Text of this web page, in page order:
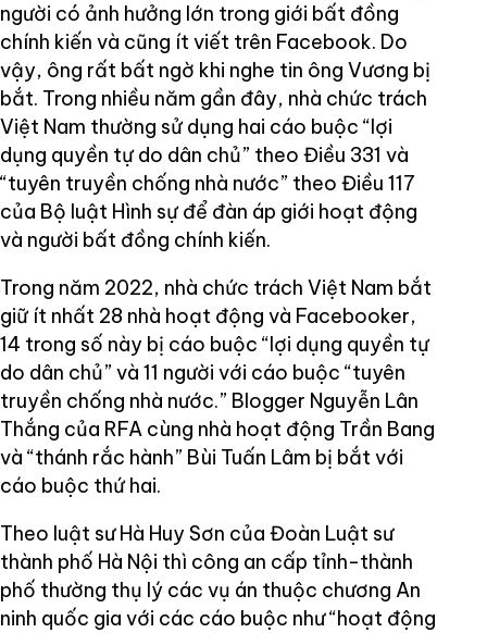
người có ảnh hưởng lớn trong giới bất đồng
chính kiến và cũng ít viết trên Facebook. Do
vậy, ông rất bất ngờ khi nghe tin ông Vương bị
bắt. Trong nhiều năm gần đây, nhà chức trách
Việt Nam thường sử dụng hai cáo buộc “lợi
dụng quyền tự do dân chủ” theo Điều 331 và
“tuyên truyền chống nhà nước” theo Điều 117
của Bộ luật Hình sự để đàn áp giới hoạt động
và người bất đồng chính kiến.
Trong năm 2022, nhà chức trách Việt Nam bắt
giữ ít nhất 28 nhà hoạt động và Facebooker,
14 trong số này bị cáo buộc “lợi dụng quyền tự
do dân chủ” và 11 người với cáo buộc “tuyên
truyền chống nhà nước.” Blogger Nguyễn Lân
Thắng của RFA cùng nhà hoạt động Trần Bang
và “thánh rắc hành” Bùi Tuấn Lâm bị bắt với
cáo buộc thứ hai.
Theo luật sư Hà Huy Sơn của Đoàn Luật sư
thành phố Hà Nội thì công an cấp tỉnh-thành
phố thường thụ lý các vụ án thuộc chương An
ninh quốc gia với các cáo buộc như “hoạt động